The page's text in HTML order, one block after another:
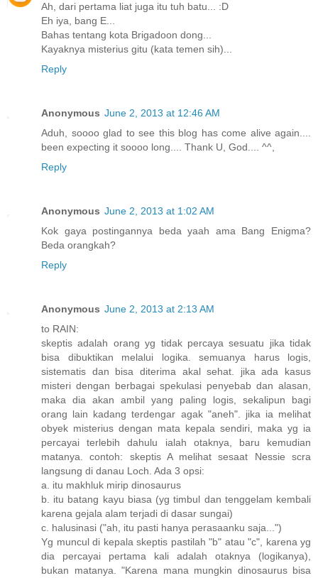
Ah, dari pertama liat juga itu tuh batu... :D
Eh iya, bang E...
Bahas tentang kota Brigadoon dong...
Kayaknya misterius gitu (kata temen sih)...
Reply
Anonymous June 2, 2013 at 12:46 AM
Aduh, soooo glad to see this blog has come alive again....
been expecting it soooo long.... Thank U, God.... ^^,
Reply
Anonymous June 2, 2013 at 1:02 AM
Kok gaya postingannya beda yaah ama Bang Enigma?
Beda orangkah?
Reply
Anonymous June 2, 2013 at 2:13 AM
to RAIN:
skeptis adalah orang yg tidak percaya sesuatu jika tidak
bisa dibuktikan melalui logika. semuanya harus logis,
sistematis dan bisa diterima akal sehat. jika ada kasus
misteri dengan berbagai spekulasi penyebab dan alasan,
maka dia akan ambil yang paling logis, sekalipun bagi
orang lain kadang terdengar agak "aneh". jika ia melihat
obyek misterius dengan mata kepala sendiri, maka yg ia
percayai terlebih dahulu ialah otaknya, baru kemudian
matanya. contoh: skeptis A melihat sesaat Nessie scra
langsung di danau Loch. Ada 3 opsi:
a. itu makhluk mirip dinosaurus
b. itu batang kayu biasa (yg timbul dan tenggelam kembali
karena gejala alam terjadi di dasar sungai)
c. halusinasi ("ah, itu pasti hanya perasaanku saja...")
Yg muncul di kepala skeptis pastilah "b" atau "c", karena yg
dia percayai pertama kali adalah otaknya (logikanya),
bukan matanya. "Karena mana mungkin dinosaurus bisa